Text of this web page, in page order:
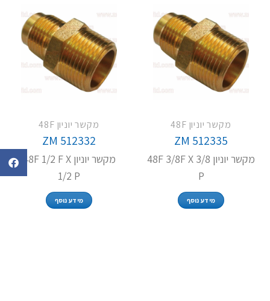
מקשר יוניון 48F
ZM 512335
מקשר יוניון 48F 3/8F X 3/8
P
מידע נוסף
מקשר יוניון 48F
ZM 512332
מקשר יוניון 48F 1/2 F X
1/2 P
מידע נוסף